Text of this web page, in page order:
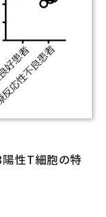
性T細胞の特